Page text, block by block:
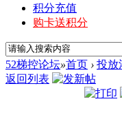
积分充值
购卡送积分
52梯控论坛»首页 › 投放
返回列表